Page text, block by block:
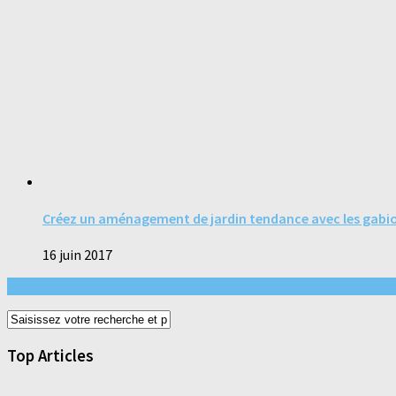
Créez un aménagement de jardin tendance avec les
16 juin 2017
Top Articles